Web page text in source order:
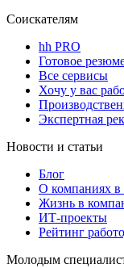
Соискателям
hh PRO
Готовое
Все сервисы
Хочу у вас
Экспертная
Новости и статьи
Блог
О компаниях в
Жизнь в
ИТ-проекты
Рейтинг
Молодым